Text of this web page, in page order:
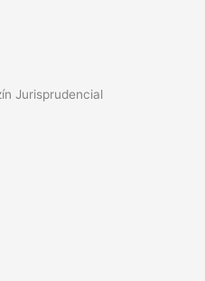
Jurisprudencial